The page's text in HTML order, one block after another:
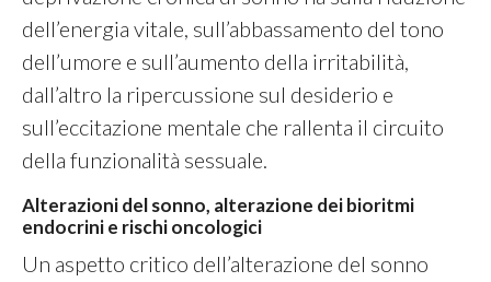
dell’energia vitale, sull’abbassamento del tono
dell’umore e sull’aumento della irritabilità,
dall’altro la ripercussione sul desiderio e
sull’eccitazione mentale che rallenta il circuito
della funzionalità sessuale.
Alterazioni del sonno, alterazione dei bioritmi
endocrini e rischi oncologici
Un aspetto critico dell’alterazione del sonno